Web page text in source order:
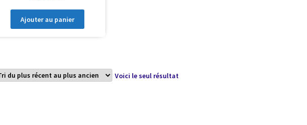
Ajouter au panier
Voici le seul résultat